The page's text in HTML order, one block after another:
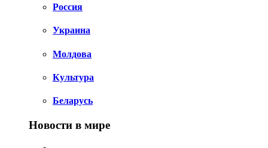
Россия
Украина
Молдова
Культура
Беларусь
Новости в мире